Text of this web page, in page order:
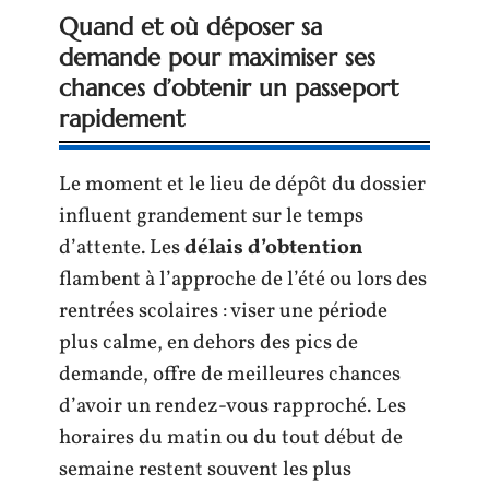
Quand et où déposer sa
demande pour maximiser ses
chances d’obtenir un passeport
rapidement
Le moment et le lieu de dépôt du dossier
influent grandement sur le temps
d’attente. Lesdélais d’obtention
flambent à l’approche de l’été ou lors des
rentrées scolaires : viser une période
plus calme, en dehors des pics de
demande, offre de meilleures chances
d’avoir un rendez-vous rapproché. Les
horaires du matin ou du tout début de
semaine restent souvent les plus